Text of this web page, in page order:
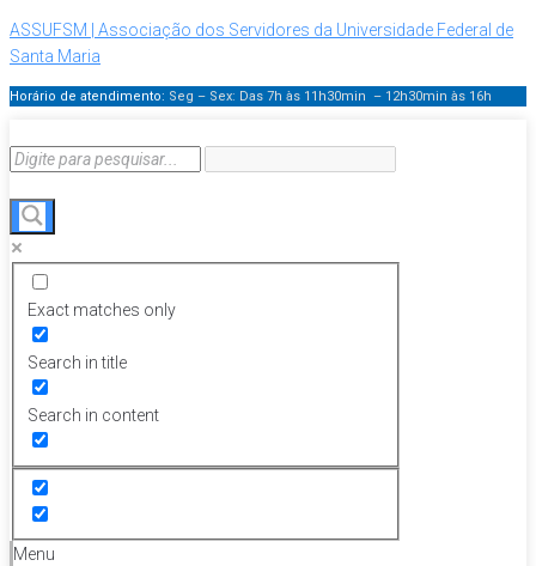
ASSUFSM | Associação dos Servidores da Universidade Federal de
Santa Maria
Horário de atendimento: Seg – Sex: Das 7h às 11h30min – 12h30min às 16h
Exact matches only
Search in title
Search in content
Menu